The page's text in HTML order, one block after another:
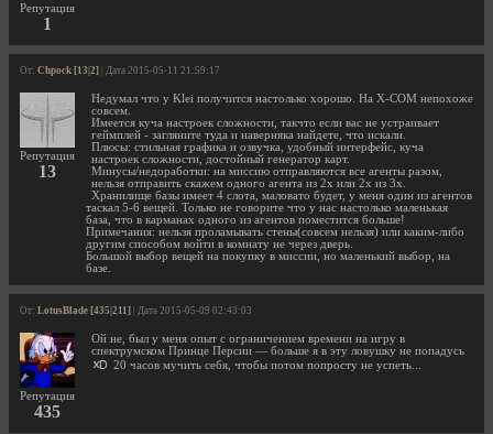
Репутация
1
От: Chpock [13|2] | Дата 2015-05-11 21:59:17
Репутация
13
Недумал что у Klei получится настолько хорошо. На X-COM непохоже
совсем.
Имеется куча настроек сложности, такчто если вас не устраивает
геймплей - загляните туда и наверняка найдете, что искали.
Плюсы: стильная графика и озвучка, удобный интерфейс, куча
настроек сложности, достойный генератор карт.
Минусы/недоработки: на миссию отправляются все агенты разом,
нельзя отправить скажем одного агента из 2х или 2х из 3х.
Хранилище базы имеет 4 слота, маловато будет, у меня один из агентов
таскал 5-6 вещей. Только не говорите что у нас настолько маленькая
база, что в карманах одного из агентов поместится больше!
Примечания: нельзя проламывать стены(совсем нельзя) или каким-либо
другим способом войти в комнату не через дверь.
Большой выбор вещей на покупку в миссии, но маленький выбор, на
базе.
От: LotusBlade [435|211] | Дата 2015-05-09 02:43:03
Репутация
435
Ой не, был у меня опыт с ограничением времени на игру в
спектрумском Принце Персии — больше я в эту ловушку не попадусь
20 часов мучить себя, чтобы потом попросту не успеть...